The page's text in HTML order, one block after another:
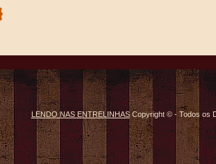
LENDO NAS ENTRELINHASCopyright © - Todos os